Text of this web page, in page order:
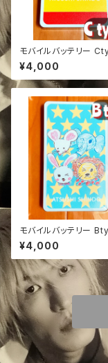
モバイルバッテリー
¥4,000
モバイルバッテリー
¥4,000